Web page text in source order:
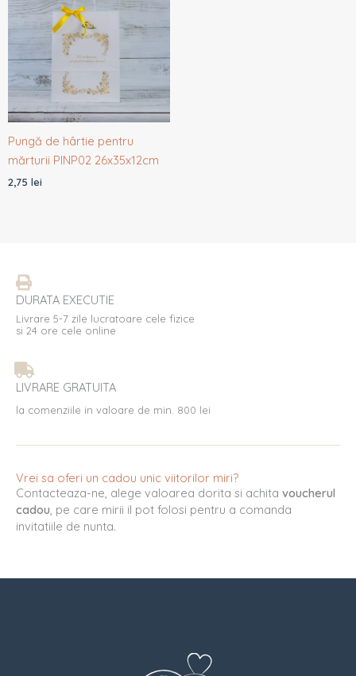
Pungă de hârtie pentru
mărturii PINP02 26x35x12cm
2,75 lei
DURATA EXECUTIE
Livrare 5-7 zile lucratoare cele fizice
si 24 ore cele online
LIVRARE GRATUITA
la comenziile in valoare de min. 800 lei
Vrei sa oferi un cadou unic viitorilor miri?
Contacteaza-ne, alege valoarea dorita si achita voucherul
cadou, pe care mirii il pot folosi pentru a comanda
invitatiile de nunta.